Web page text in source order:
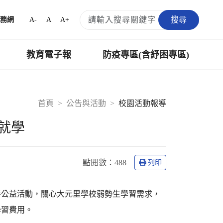
網 A- A A+ 搜尋
教育電子報 防疫專區(含紓困專區)
首頁 公告與活動 校園活動報導
學
點閱數： 488 列印
益活動，關心大元里學校弱勢生學習需求，
費用。